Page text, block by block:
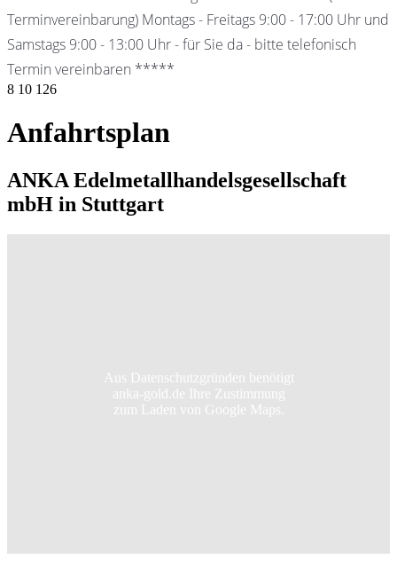
Terminvereinbarung) Montags - Freitags 9:00 - 17:00 Uhr und
Samstags 9:00 - 13:00 Uhr - für Sie da - bitte telefonisch
Termin vereinbaren *****
8 10 126
Anfahrtsplan
ANKA Edelmetallhandelsgesellschaft
mbH in Stuttgart
Aus Datenschutzgründen benötigt
anka-gold.de Ihre Zustimmung
zum Laden von Google Maps.